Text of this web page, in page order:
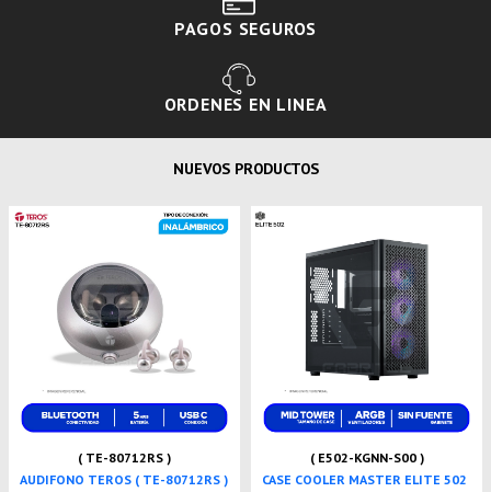
PAGOS SEGUROS
ORDENES EN LINEA
NUEVOS PRODUCTOS
( TE-80712RS )
AUDIFONO TEROS ( TE-80712RS )
( E502-KGNN-S00 )
CASE COOLER MASTER ELITE 502